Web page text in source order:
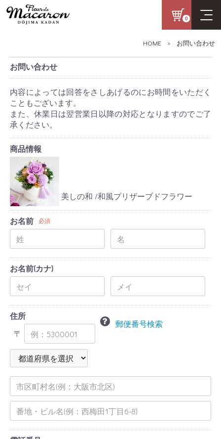
0
HOME> お問い合わせ
お問い合わせ
内容によっては回答をさしあげるのにお時間をいただく
こともございます。
また、休業日は翌営業日以降の対応となりますのでご了
承ください。
商品情報
美しの和 /和風プリザーブドフラワー
お名前 必須
お名前(カナ)
住所
〒
郵便番号検索